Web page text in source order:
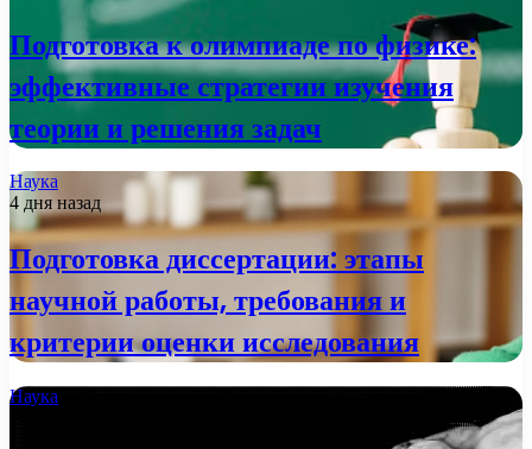
Подготовка к олимпиаде по физике:
эффективные стратегии изучения
теории и решения задач
Наука
4 дня назад
Подготовка диссертации: этапы
научной работы, требования и
критерии оценки исследования
Наука